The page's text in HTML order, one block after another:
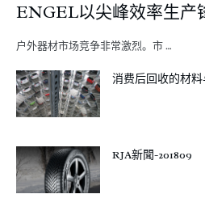
ENGEL以尖峰效率生产
户外器材市场竞争非常激烈。市 …
消费后回收的材
RJA新聞-201809